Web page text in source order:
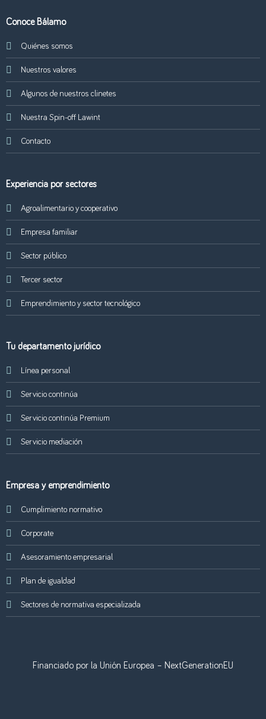
Conoce Bálamo
Quiénes somos
Nuestros valores
Algunos de nuestros clinetes
Nuestra Spin-off Lawint
Contacto
Experiencia por sectores
Agroalimentario y cooperativo
Empresa familiar
Sector público
Tercer sector
Emprendimiento y sector tecnológico
Tu departamento jurídico
Línea personal
Servicio continúa
Servicio continúa Premium
Servicio mediación
Empresa y emprendimiento
Cumplimiento normativo
Corporate
Asesoramiento empresarial
Plan de igualdad
Sectores de normativa especializada
Financiado por la Unión Europea – NextGenerationEU